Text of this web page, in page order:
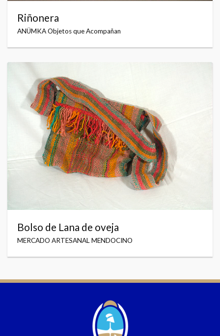
Riñonera
ANÜMKA Objetos que Acompañan
Bolso de Lana de oveja
MERCADO ARTESANAL MENDOCINO